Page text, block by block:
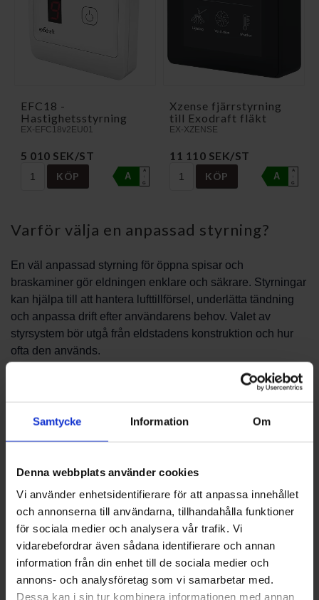
Samtycke Information Om
Denna webbplats använder cookies
Vi använder enhetsidentifierare för att anpassa innehållet
och annonserna till användarna, tillhandahålla funktioner
för sociala medier och analysera vår trafik. Vi
vidarebefordrar även sådana identifierare och annan
information från din enhet till de sociala medier och
annons- och analysföretag som vi samarbetar med.
Dessa kan i sin tur kombinera informationen med annan
EFC18 -
Hastighetsstyrning
EX-EFC18v2EU01
5 010 SEK/ST
KÖP A
A
↑
G
Xzense fjärrstyrning
till Exodraft fläkt
EX-XZENSE
11 110 SEK/ST
KÖP A
A
↑
G
Varför välja en anpassad styrning?
En väl anpassad styrning för öppna spisar och
braskaminer gör eldningen enklare och säkrare. Styrningar
kan hjälpa till att hantera lufttillförsel, underlätta tändning
och anpassa drift efter användarens behov. Valet av
styrsystem bör utgå från eldstadens konstruktion och hur
ofta den används.
Vid val av styrning är det bra att kontrollera kompatibilitet
med din spis eller kamin och att fundera över vilken typ av
avancerad automatik. Ta hänsyn till
installationsmöjligheter, underhållsbehov och
användarvänlighet. Konsultera gärna vår tekniska
rådgivning för att säkerställa att du väljer en styrning som
fungerar tillsammans med din eldstad.
Installation och säkerhet